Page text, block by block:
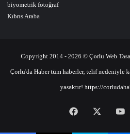
biyometrik fotoğraf
Kıbrıs Araba
Copyright 2014 - 2026 © Çorlu Web
Çorlu'da Haber tüm haberler, telif nedeniyle
yasaktır! https://
Facebook